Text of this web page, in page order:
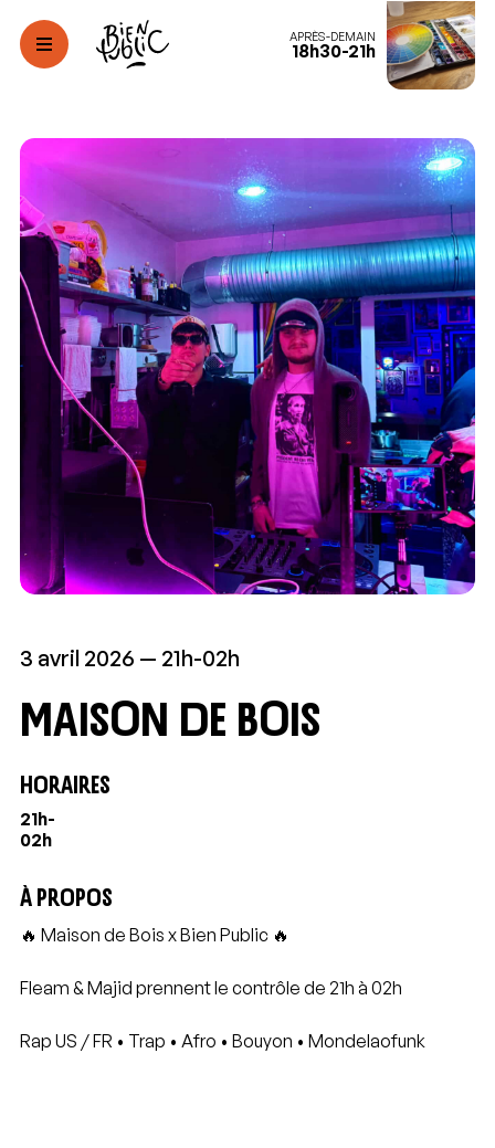
APRÈS-DEMAIN
18h30-21h
3 avril 2026 21h-02h
maison de bois
HORAIRES
21h-
02h
À PROPOS
🔥 Maison de Bois x Bien Public 🔥
Fleam & Majid prennent le contrôle de 21h à 02h
Rap US / FR • Trap • Afro • Bouyon • Mondelaofunk